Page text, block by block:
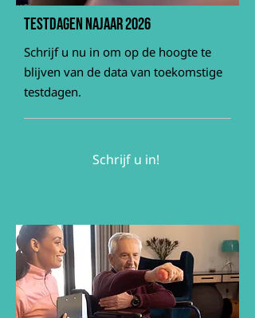
testdagen najaar 2026
Schrijf u nu in om op de hoogte te
blijven van de data van toekomstige
testdagen.
Schrijf u in!